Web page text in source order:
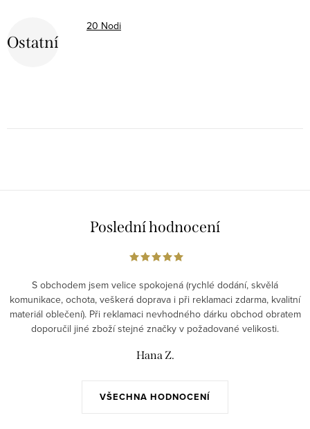
Ostatní
20 Nodi
Poslední hodnocení
VŠECHNA HODNOCENÍ
S obchodem jsem velice spokojená (rychlé dodání, skvělá
komunikace, ochota, veškerá doprava i při reklamaci zdarma, kvalitní
materiál oblečení). Při reklamaci nevhodného dárku obchod obratem
doporučil jiné zboží stejné značky v požadované velikosti.
Hana Z.